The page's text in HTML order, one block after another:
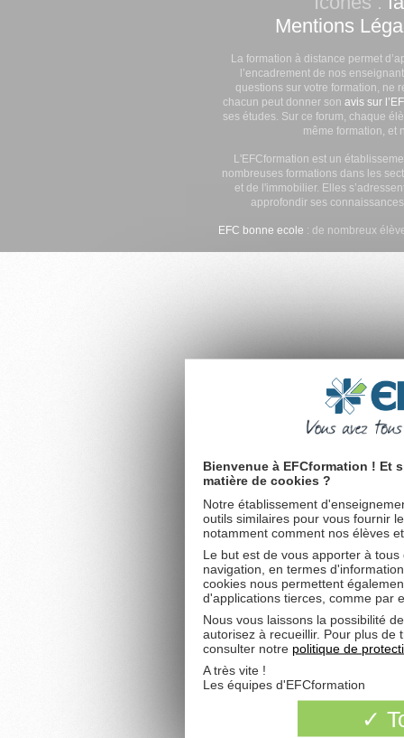
Mentions
La formation à distance permet
l’encadrement de nos
questions sur votre formation, ne
chacun peut donner son avis sur
ses études. Sur ce forum, chaque
même formation, et
L'EFCformation est un
nombreuses formations dans les
et de l'immobilier. Elles
approfondir ses
EFC bonne ecole : de nombreux
Bienvenue à EFCformation ! Et
matière de cookies ?
Notre établissement
outils similaires pour vous fournir
notamment comment nos élèves
Le but est de vous apporter à
navigation, en termes
cookies nous permettent
d'applications tierces, comme par
Nous vous laissons la possibilité
autorisez à recueillir. Pour plus de
consulter notre politique de
A très vite !
Les équipes d'EFCformation